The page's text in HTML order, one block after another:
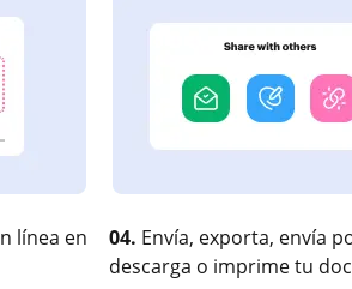
línea en
04. Envía, exporta, envía
descarga o imprime tu